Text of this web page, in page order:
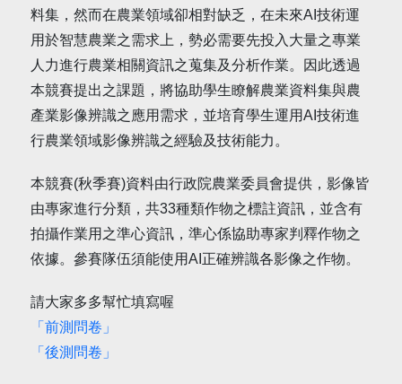
料集，然而在農業領域卻相對缺乏，在未來AI技術運
用於智慧農業之需求上，勢必需要先投入大量之專業
人力進行農業相關資訊之蒐集及分析作業。因此透過
本競賽提出之課題，將協助學生瞭解農業資料集與農
產業影像辨識之應用需求，並培育學生運用AI技術進
行農業領域影像辨識之經驗及技術能力。
本競賽(秋季賽)資料由行政院農業委員會提供，影像皆
由專家進行分類，共33種類作物之標註資訊，並含有
拍攝作業用之準心資訊，準心係協助專家判釋作物之
依據。參賽隊伍須能使用AI正確辨識各影像之作物。
請大家多多幫忙填寫喔
「前測問卷」
「後測問卷」